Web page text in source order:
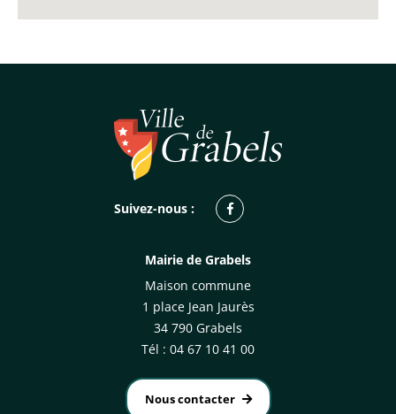
Suivez-nous : Facebook
Mairie de Grabels
Maison commune
1 place Jean Jaurès
34 790 Grabels
Tél : 04 67 10 41 00
Nous contacter